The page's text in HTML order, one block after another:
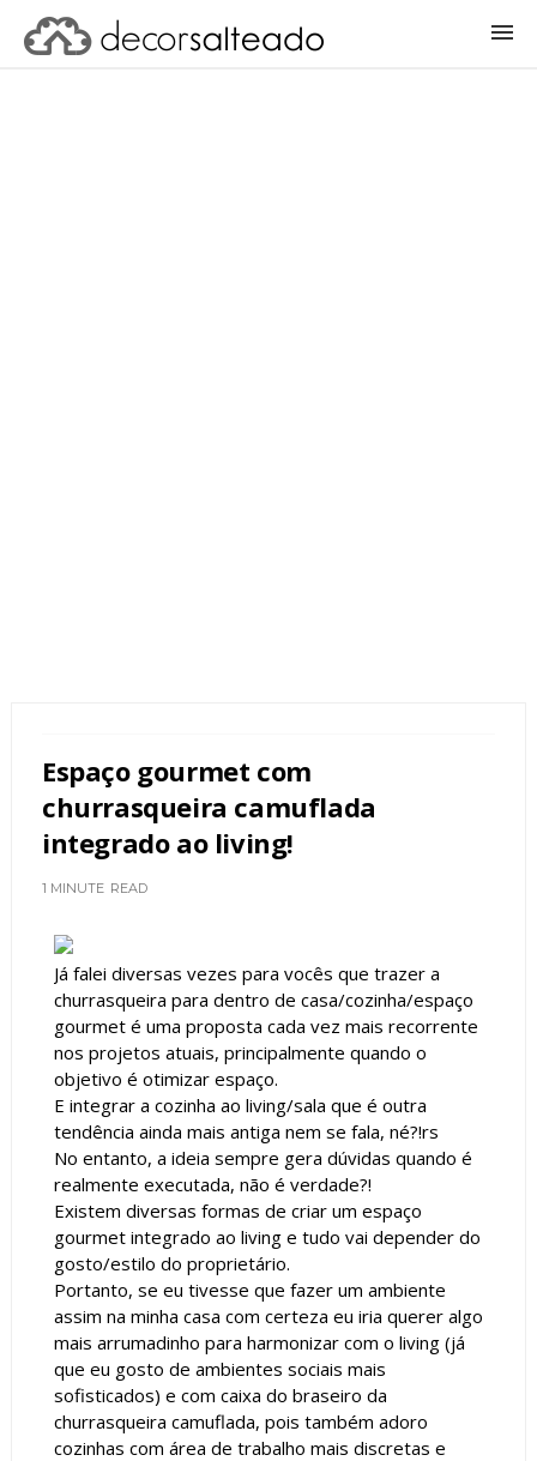
Espaço gourmet com
churrasqueira camuflada
integrado ao living!
1 MINUTE READ
Já falei diversas vezes para vocês que trazer a
churrasqueira para dentro de casa/cozinha/espaço
gourmet é uma proposta cada vez mais recorrente
nos projetos atuais, principalmente quando o
objetivo é otimizar espaço.
E integrar a cozinha ao living/sala que é outra
tendência ainda mais antiga nem se fala, né?!rs
No entanto, a ideia sempre gera dúvidas quando é
realmente executada, não é verdade?!
Existem diversas formas de criar um espaço
gourmet integrado ao living e tudo vai depender do
gosto/estilo do proprietário.
Portanto, se eu tivesse que fazer um ambiente
assim na minha casa com certeza eu iria querer algo
mais arrumadinho para harmonizar com o living (já
que eu gosto de ambientes sociais mais
sofisticados) e com caixa do braseiro da
churrasqueira camuflada, pois também adoro
cozinhas com área de trabalho mais discretas e